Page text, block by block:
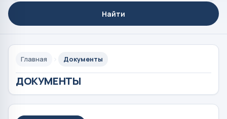
Найти
Главная Документы
ДОКУМЕНТЫ